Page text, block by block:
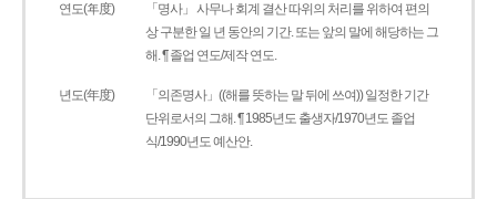
연도(年度)
「명사」 사무나 회계 결산 따위의 처리를 위하여 편의
상 구분한 일 년 동안의 기간. 또는 앞의 말에 해당하는 그
해. ¶ 졸업 연도/제작 연도.
년도(年度)
「의존명사」((해를 뜻하는 말 뒤에 쓰여)) 일정한 기간
단위로서의 그해. ¶ 1985년도 출생자/1970년도 졸업
식/1990년도 예산안.